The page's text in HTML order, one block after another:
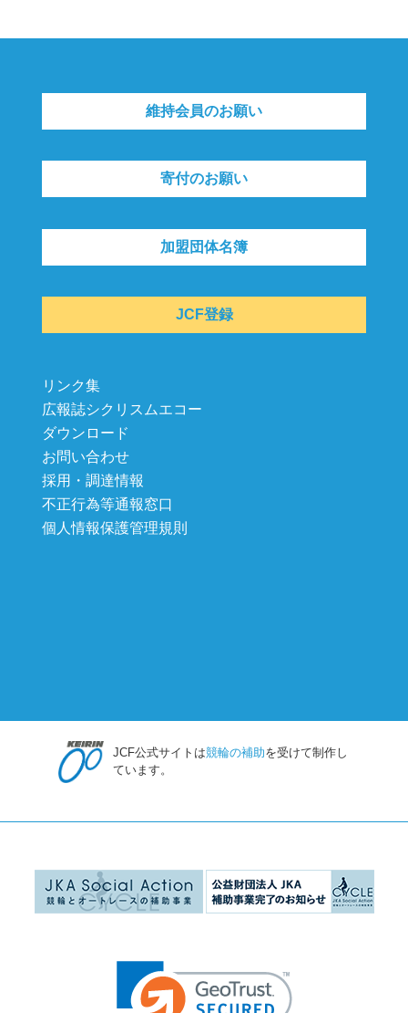
維持会員のお願い
寄付のお願い
加盟団体名簿
JCF登録
リンク集
広報誌シクリスムエコー
ダウンロード
お問い合わせ
採用・調達情報
不正行為等通報窓口
個人情報保護管理規則
JCF公式サイトは競輪の補助を受けて制作し
ています。